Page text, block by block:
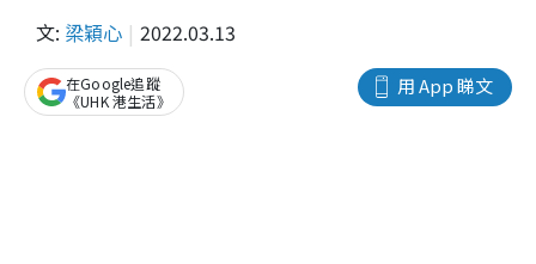
文: 梁穎心 2022.03.13
用 App 睇文
在Google追蹤
《UHK 港生活》